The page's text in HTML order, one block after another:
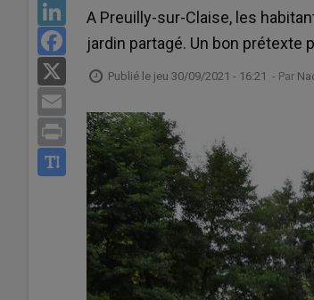
LinkedIn
Facebook
Print
A Preuilly-sur-Claise, les
jardin partagé. Un bon prétexte
Publié le jeu 30/09/2021 - 16:21 - Par